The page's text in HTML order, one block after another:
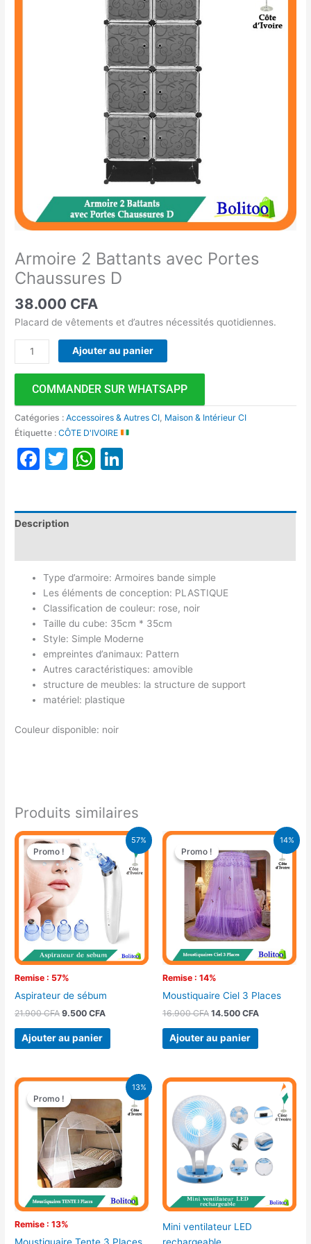
Armoire 2 Battants avec Portes
Chaussures D
38.000 CFA
Placard de vêtements et d’autres nécessités quotidiennes.
Ajouter au panier
COMMANDER SUR WHATSAPP
Catégories :Accessoires & Autres CI Maison & Intérieur CI
Étiquette :CÔTE D'IVOIRE
Facebook
TwitterWhatsApp
Description
Type d’armoire: Armoires bande simple
Les éléments de conception: PLASTIQUE
Classification de couleur: rose, noir
Taille du cube: 35cm * 35cm
Style: Simple Moderne
empreintes d’animaux: Pattern
Autres caractéristiques: amovible
structure de meubles: la structure de support
matériel: plastique
Couleur disponible: noir
Produits similaires
57%
Promo !
Remise : 57%
Promo !
Aspirateur de sébum
21.900CFA
Le
prix
initial
était :
21.900 CFA.
9.500CFA
Le
actuel
est :
9.500 CFA.
Ajouter au panier
14%
Promo !
Remise : 14%
Promo !
Moustiquaire Ciel 3 Places
16.900CFA
Le
prix
initial
était :
16.900 CFA.
14.500 CFA
Le
prix
actuel
est :
14.500 CFA.
Ajouter au panier
13%
Promo !
Remise : 13%
Promo !
Le
prix
initial
était :
17.900 CFA.
Le
actuel
est :
15.500 CFA.
Mini ventilateur LED